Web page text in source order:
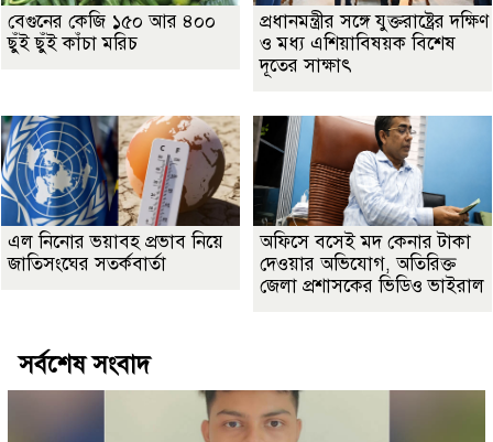
বেগুনের কেজি ১৫০ আর ৪০০
ছুঁই ছুঁই কাঁচা মরিচ
প্রধানমন্ত্রীর সঙ্গে যুক্তরাষ্ট্রের দক্ষিণ
ও মধ্য এশিয়াবিষয়ক বিশেষ
দূতের সাক্ষাৎ
এল নিনোর ভয়াবহ প্রভাব নিয়ে
জাতিসংঘের সতর্কবার্তা
অফিসে বসেই মদ কেনার টাকা
দেওয়ার অভিযোগ, অতিরিক্ত
জেলা প্রশাসকের ভিডিও ভাইরাল
সর্বশেষ সংবাদ